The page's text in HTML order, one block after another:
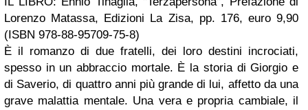
Lorenzo Matassa, Edizioni La Zisa, pp. 176, euro 9,90
(ISBN 978-88-95709-75-8)
È il romanzo di due fratelli, dei loro destini incrociati,
spesso in un abbraccio mortale. È la storia di Giorgio e
di Saverio, di quattro anni più grande di lui, affetto da una
grave malattia mentale. Una vera e propria cambiale, il